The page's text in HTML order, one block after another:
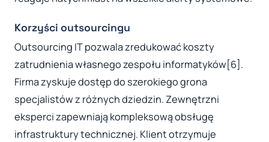
Korzyści outsourcingu
Outsourcing IT pozwala zredukować koszty
zatrudnienia własnego zespołu informatyków[6].
Firma zyskuje dostęp do szerokiego grona
specjalistów z różnych dziedzin. Zewnętrzni
eksperci zapewniają kompleksową obsługę
infrastruktury technicznej. Klient otrzymuje